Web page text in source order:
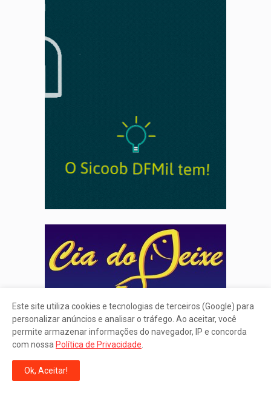
Este site utiliza cookies e tecnologias de terceiros (Google) para
personalizar anúncios e analisar o tráfego. Ao aceitar, você
permite armazenar informações do navegador, IP e concorda
com nossa Política de Privacidade
Ok, Aceitar!